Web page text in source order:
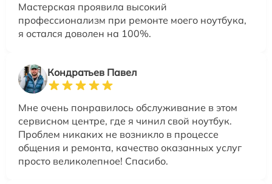
Мастерская проявила высокий
профессионализм при ремонте моего ноутбука,
я остался доволен на 100%.
Кондратьев Павел
Мне очень понравилось обслуживание в этом
сервисном центре, где я чинил свой ноутбук.
Проблем никаких не возникло в процессе
общения и ремонта, качество оказанных услуг
просто великолепное! Спасибо.